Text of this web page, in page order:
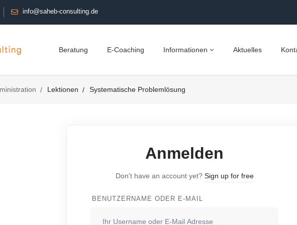
info@saheb-consulting.de
Beratung E-Coaching Informationen Aktuelles
Lektionen Systematische Problemlösung
Anmelden
Don't have an account yet? Sign up for free
BENUTZERNAME ODER E-MAIL